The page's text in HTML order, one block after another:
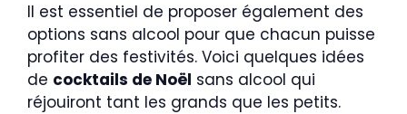
Il est essentiel de proposer également des
options sans alcool pour que chacun puisse
profiter des festivités. Voici quelques idées
de cocktails de Noël sans alcool qui
réjouiront tant les grands que les petits.